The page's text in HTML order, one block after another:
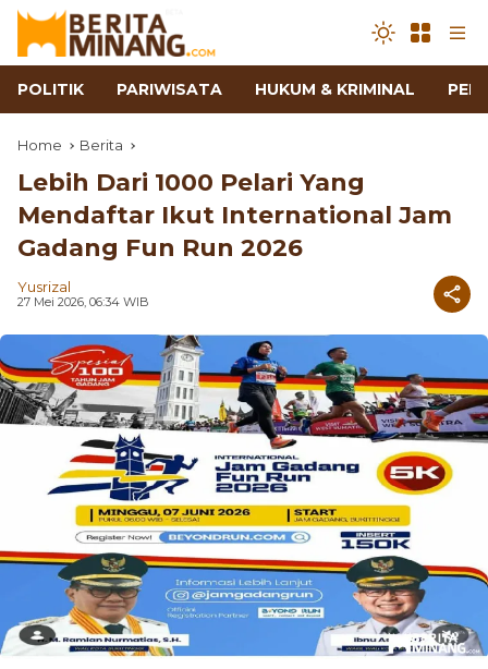
POLITIK PARIWISATA HUKUM & KRIMINAL
Home Berita
Lebih Dari 1000 Pelari Yang
Mendaftar Ikut International Jam
Gadang Fun Run 2026
Yusrizal
27 Mei 2026, 06:34 WIB